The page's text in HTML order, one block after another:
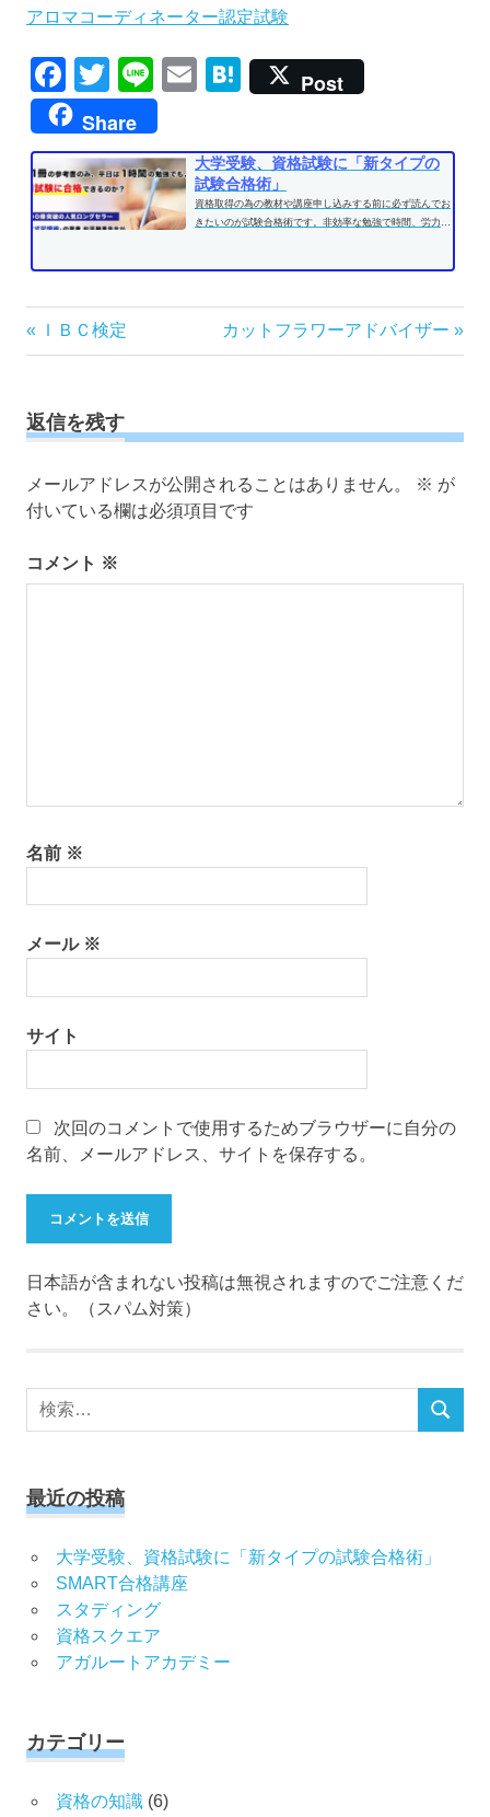
アロマコーディネーター認定試験
Facebook
TwitterLineEmailHatena
Post
Share
大学受験、資格試験に「新タイプの
試験合格術」
資格取得の為の教材や講座申し込みする前に必ず読んでお
きたいのが試験合格術です。非効率な勉強で時間、労力を
投
稿
ビ
ゲ
ー
シ
ン
前
の
事:
ＩＢＣ検定
次
の
カットフラワーアドバイザー
返信を残す
メールアドレスが公開されることはありません。 ※ が
付いている欄は必須項目です
コメント ※
名前 ※
メール ※
サイト
次回のコメントで使用するためブラウザーに自分の
名前、メールアドレス、サイトを保存する。
日本語が含まれない投稿は無視されますのでご注意くだ
さい。（スパム対策）
検
検
最近の投稿
大学受験、資格試験に「新タイプの試験合格術」
SMART合格講座
スタディング
資格スクエア
アガルートアカデミー
カテゴリー
資格の知識(6)